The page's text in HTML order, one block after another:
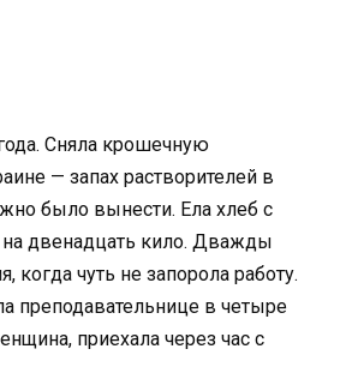
Сняла крошечную
— запах растворителей в
было вынести. Ела хлеб с
двенадцать кило. Дважды
когда чуть не запорола работу.
преподавательнице в четыре
приехала через час с